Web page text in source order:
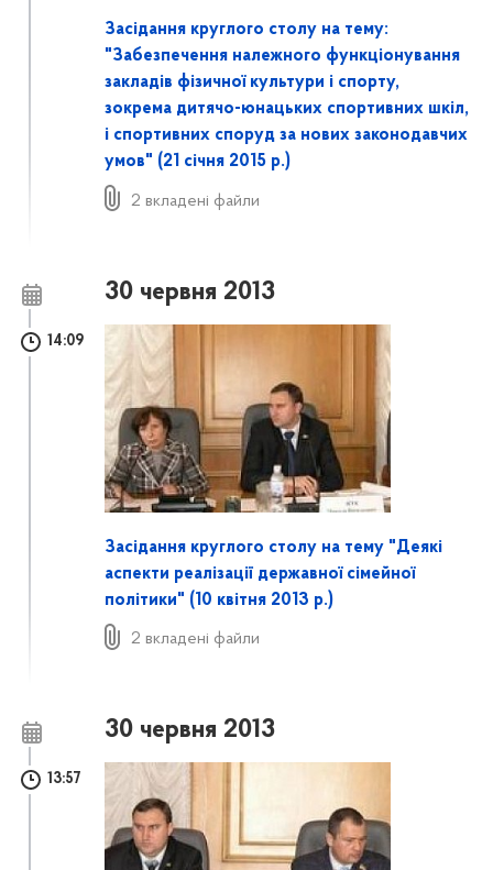
Засідання круглого столу на тему:
"Забезпечення належного функціонування
закладів фізичної культури і спорту,
зокрема дитячо-юнацьких спортивних шкіл,
і спортивних споруд за нових законодавчих
умов" (21 січня 2015 р.)
2 вкладені файли
30 червня 2013
14:09
Засідання круглого столу на тему "Деякі
аспекти реалізації державної сімейної
політики" (10 квітня 2013 р.)
2 вкладені файли
30 червня 2013
13:57